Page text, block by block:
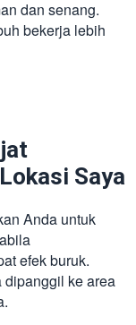
dan senang.
bekerja lebih
Saya
Anda untuk
efek buruk.
ke area